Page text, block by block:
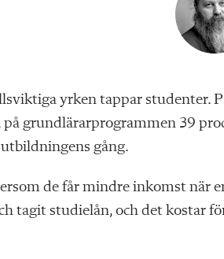
yrken tappar studenter.
grundlärarprogrammen 39
gång.
de får mindre inkomst när
tagit studielån, och det kostar